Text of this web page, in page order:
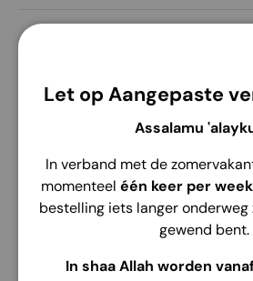
Description Envoi Retour
Khimar Instant Komotini -
Le Khimar Instant Komotini est
touche élégante à votre look de
à partir d'un tissu froissé de
doux et confortable, ce khimar
avec un look sophistiqué. Les
Let op Aangepaste
Assalamu
In verband met de
momenteel één keer per week
bestelling iets langer onderweg
gewend bent.
In shaa Allah worden